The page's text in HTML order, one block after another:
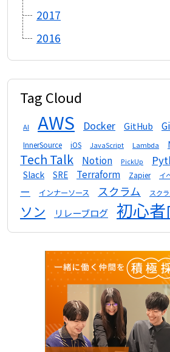
2017
2016
Tag Cloud
AI AWS Docker GitHub
InnerSource iOS JavaScript Lambda
Tech Talk
Notion PickUp
Slack SRE Terraform Zapier イ
ー
インナーソース スクラム スク
ソン
リレーブログ 初心者